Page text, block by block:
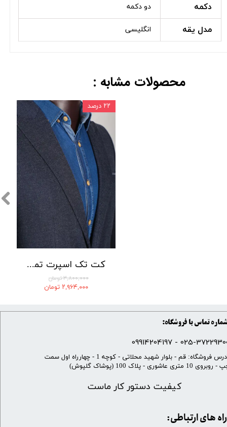
دکمه دو دکمه
مدل یقه انگلیسی
کت تک اسپرت تمام کش لومنز 002
۳,۸۰۰,۰۰۰ تومان
۲,۹۶۴,۰۰۰ تومان
۲۲ درصد
محصولات مشابه :
شماره تماس با فروشگاه:
025-37229300 -
کیفیت دستور کار ماست
​آدرس فروشگاه: قم - بلوار شهید محلاتی - کوچه 1 - چهارراه اول سمت
10 متری عاشوری - پلاک 100 (پوشاک گلپوش)
​​راه های ارتباطی: